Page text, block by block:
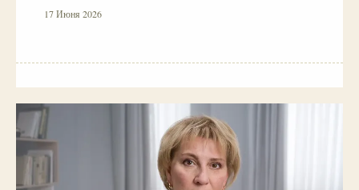
17 Июня 2026